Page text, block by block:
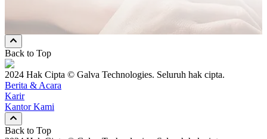
Back to Top
2024 Hak Cipta © Galva Technologies. Seluruh hak cipta.
Berita & Acara
Karir
Kantor Kami
Back to Top